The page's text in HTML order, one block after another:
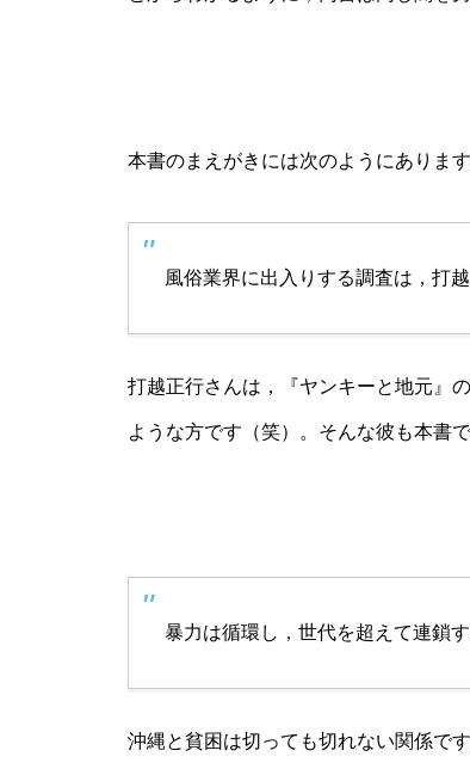
本書のまえがきには次のようにあります
風俗業界に出入りする調査は，打
打越正行さんは，『ヤンキーと地元』
ような方です（笑）。そんな彼も本書
暴力は循環し，世代を超えて連鎖す
沖縄と貧困は切っても切れない関係で